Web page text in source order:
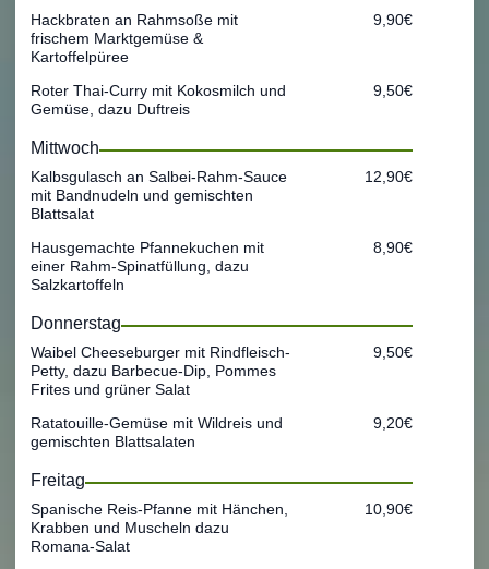
Hackbraten an Rahmsoße mit
frischem Marktgemüse &
Kartoffelpüree
9,90€
Roter Thai-Curry mit Kokosmilch und
Gemüse, dazu Duftreis
9,50€
Mittwoch
Kalbsgulasch an Salbei-Rahm-Sauce
mit Bandnudeln und gemischten
Blattsalat
12,90€
Hausgemachte Pfannekuchen mit
einer Rahm-Spinatfüllung, dazu
Salzkartoffeln
8,90€
Donnerstag
Waibel Cheeseburger mit Rindfleisch-
Petty, dazu Barbecue-Dip, Pommes
Frites und grüner Salat
9,50€
Ratatouille-Gemüse mit Wildreis und
gemischten Blattsalaten
9,20€
Freitag
Spanische Reis-Pfanne mit Hänchen,
Krabben und Muscheln dazu
Romana-Salat
10,90€